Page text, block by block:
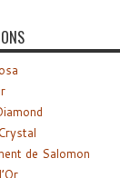
de Salomon